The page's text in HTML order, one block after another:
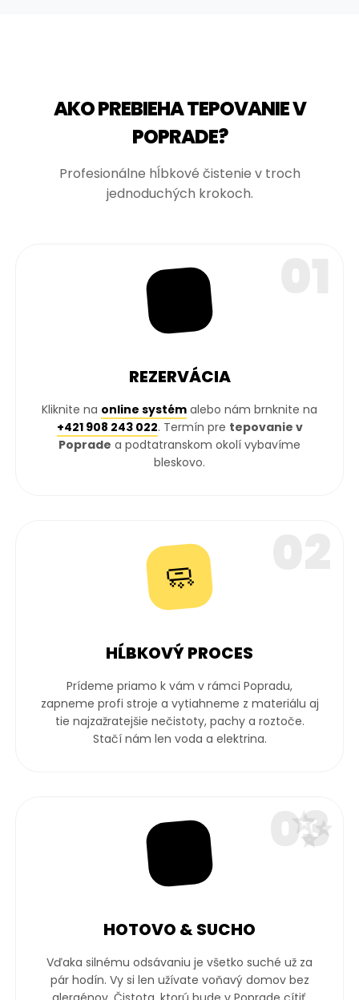
AKO PREBIEHA TEPOVANIE V
POPRADE?
Profesionálne hĺbkové čistenie v troch
jednoduchých krokoch.
REZERVÁCIA
Kliknite na online systém alebo nám brnknite na
+421 908 243 022. Termín pre tepovanie v
Poprade a podtatranskom okolí vybavíme
bleskovo.
🧼
HĹBKOVÝ PROCES
Prídeme priamo k vám v rámci Popradu,
zapneme profi stroje a vytiahneme z materiálu aj
tie najzažratejšie nečistoty, pachy a roztoče.
Stačí nám len voda a elektrina.
03
✨
HOTOVO & SUCHO
Vďaka silnému odsávaniu je všetko suché už za
pár hodín. Vy si len užívate voňavý domov bez